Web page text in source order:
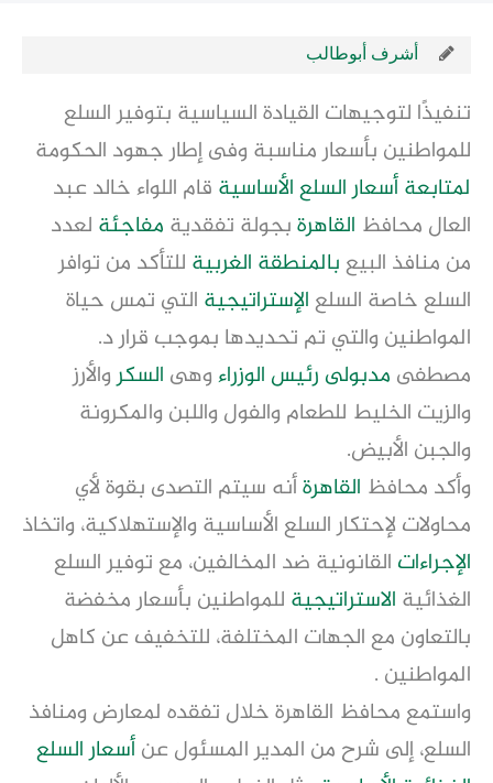
أشرف أبوطالب
تنفيذًا لتوجيهات القيادة السياسية بتوفير السلع
للمواطنين بأسعار مناسبة وفى إطار جهود الحكومة
لمتابعةأسعار السلع الأساسية قام اللواء خالد عبد
العال محافظ القاهرةبجولة تفقدية مفاجئة لعدد
من منافذ البيعبالمنطقة الغربية للتأكد من توافر
السلع خاصة السلعالإستراتيجية التي تمس حياة
المواطنين والتي تم تحديدها بموجب قرار د.
مصطفى مدبولى رئيس الوزراءوهى السكروالأرز
والزيت الخليط للطعام والفول واللبن والمكرونة
والجبن الأبيض.
وأكد محافظ القاهرةأنه سيتم التصدى بقوة لأي
محاولات لإحتكار السلع الأساسية والإستهلاكية، واتخاذ
الإجراءات القانونية ضد المخالفين، مع توفير السلع
الغذائية الاستراتيجية للمواطنين بأسعار مخفضة
بالتعاون مع الجهات المختلفة، للتخفيف عن كاهل
المواطنين .
واستمع محافظ القاهرة خلال تفقده لمعارض ومنافذ
السلع، إلى شرح من المدير المسئول عنأسعار السلع